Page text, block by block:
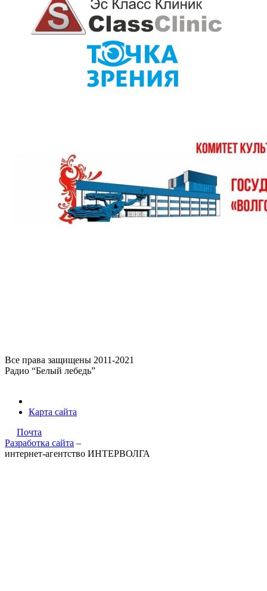
Все права защищены 2011-2021
Радио “Белый лебедь”
Карта сайта
Почта
Разработка сайта –
интернет-агентство ИНТЕРВОЛГА